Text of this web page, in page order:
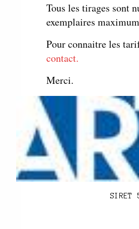
Tous les tirages sont
exemplaires
Pour connaitre les
contact.
Merci.
SIRET